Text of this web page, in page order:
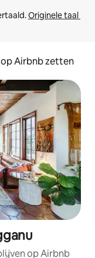
Originele taal
Airbnb zetten
op Airbnb